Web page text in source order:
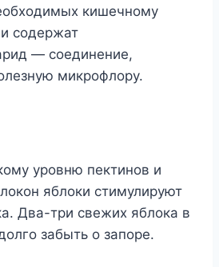
кишечному
содержат
— соединение,
микрофлору.
уровню пектинов и
яблоки стимулируют
Два-три свежих яблока в
забыть о запоре.